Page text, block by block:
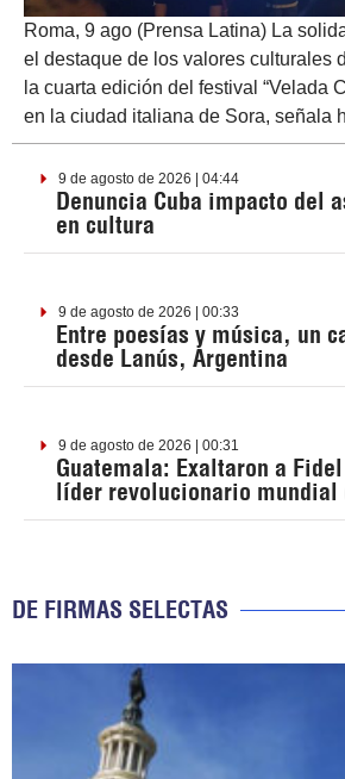
Roma, 9 ago (Prensa Latina) La
el destaque de los valores culturales
la cuarta edición del festival “Velada
en la ciudad italiana de Sora, señala
9 de agosto de 2026 | 04:44
Denuncia Cuba impacto del
en cultura
9 de agosto de 2026 | 00:33
Entre poesías y música, un
desde Lanús, Argentina
9 de agosto de 2026 | 00:31
Guatemala: Exaltaron a
líder revolucionario mundial
DE FIRMAS SELECTAS